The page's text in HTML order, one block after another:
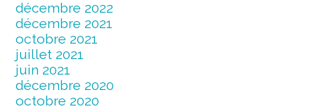
décembre 2022
décembre 2021
octobre 2021
juillet 2021
juin 2021
décembre 2020
octobre 2020